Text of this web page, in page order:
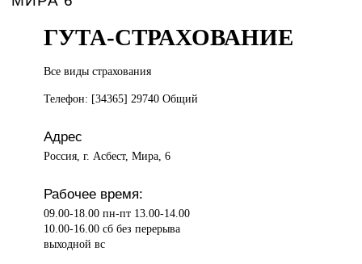
ГУТА-СТРАХОВАНИЕ
Все видыстрахования
Телефон: [34365] 29740 Общий
Адрес
Россия, г. Асбест, Мира, 6
Рабочее время:
09.00-18.00 пн-пт 13.00-14.00
10.00-16.00 сб без перерыва
выходной вс